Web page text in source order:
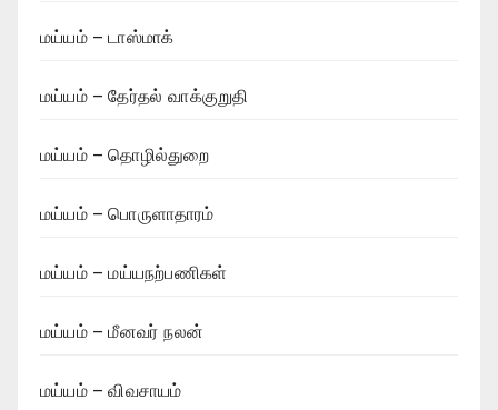
மய்யம் – டாஸ்மாக்
மய்யம் – தேர்தல் வாக்குறுதி
மய்யம் – தொழில்துறை
மய்யம் – பொருளாதாரம்
மய்யம் – மய்யநற்பணிகள்
மய்யம் – மீனவர் நலன்
மய்யம் – விவசாயம்